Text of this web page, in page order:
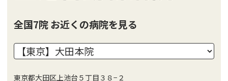
全国7院 お近くの病院を見る
東京都大田区上池台５丁目３８−２